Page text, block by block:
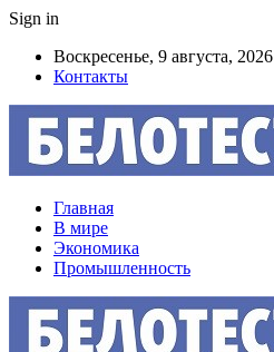
Sign in
Воскресенье, 9 августа, 2026
Контакты
Главная
В мире
Экономика
Промышленность